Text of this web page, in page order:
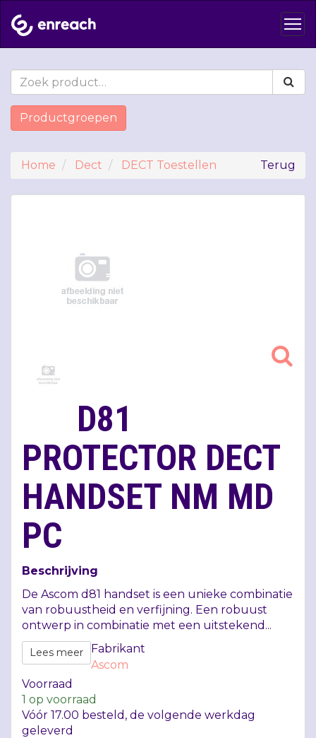
Productgroepen
Terug
Home Dect DECT Toestellen
D81
PROTECTOR DECT
HANDSET NM MD
PC
Beschrijving
De Ascom d81 handset is een unieke combinatie
van robuustheid en verfijning. Een robuust
ontwerp in combinatie met een uitstekend...
Lees meer
Fabrikant
Ascom
Voorraad
1 op voorraad
Vóór 17.00 besteld, de volgende werkdag
geleverd